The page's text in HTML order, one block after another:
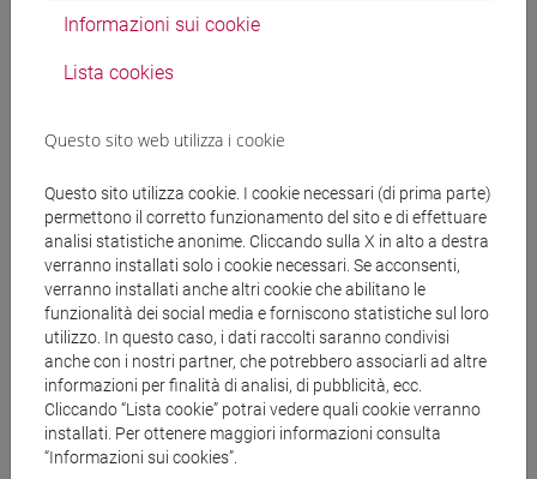
Comunicazioni
Didattica
Pubblicazioni
CV
Ricevimento
I° semestre a.a. 2021/2022
Il ricevimento si terrà on line, previo appuntamento
email
Informazioni sui cookie
Lista cookies
Questo sito web utilizza i cookie
Questo sito utilizza cookie. I cookie necessari (di prima parte)
permettono il corretto funzionamento del sito e di effettuare
analisi statistiche anonime. Cliccando sulla X in alto a destra
verranno installati solo i cookie necessari. Se acconsenti,
verranno installati anche altri cookie che abilitano le
funzionalità dei social media e forniscono statistiche sul loro
utilizzo. In questo caso, i dati raccolti saranno condivisi
anche con i nostri partner, che potrebbero associarli ad altre
informazioni per finalità di analisi, di pubblicità, ecc.
Cliccando “Lista cookie” potrai vedere quali cookie verranno
installati. Per ottenere maggiori informazioni consulta
“Informazioni sui cookies”.